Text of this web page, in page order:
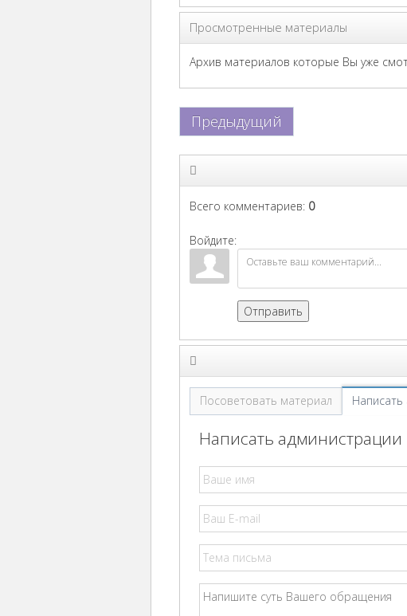
Просмотренные материалы
Архив материалов которые Вы уже
Предыдущий
Всего комментариев: 0
Войдите:
Отправить
Посоветовать материал Написать
Написать администрации